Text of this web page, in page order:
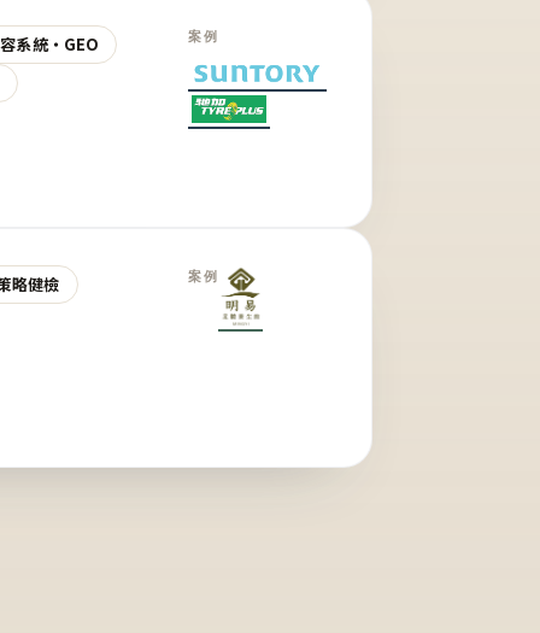
系統・GEO
案例
略健檢 案例